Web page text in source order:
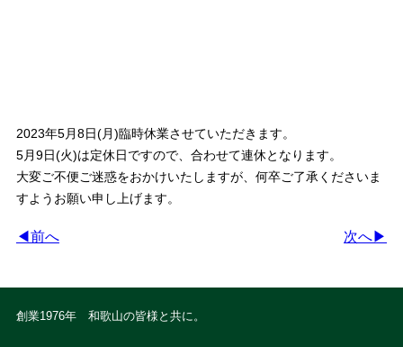
2023年5月8日(月)臨時休業させていただきます。
5月9日(火)は定休日ですので、合わせて連休となります。
大変ご不便ご迷惑をおかけいたしますが、何卒ご了承くださいま
すようお願い申し上げます。
◀前へ 次へ▶
創業1976年 和歌山の皆様と共に。